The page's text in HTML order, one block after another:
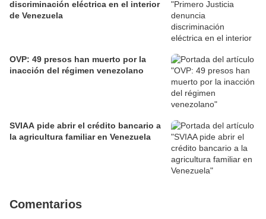
discriminación eléctrica en el interior
de Venezuela
OVP: 49 presos han muerto por la
inacción del régimen venezolano
SVIAA pide abrir el crédito bancario a
la agricultura familiar en Venezuela
Comentarios